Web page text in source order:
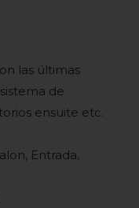
las últimas
de
ensuite etc.
Entrada,